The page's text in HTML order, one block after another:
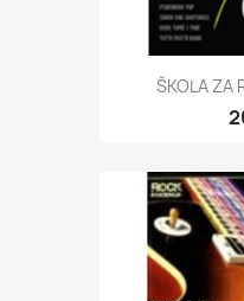
ŠKOLA ZA